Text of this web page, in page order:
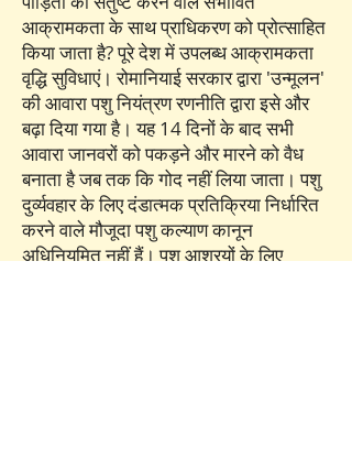
आक्रामकता के साथ प्राधिकरण को प्रोत्साहित
किया जाता है? पूरे देश में उपलब्ध आक्रामकता
वृद्धि सुविधाएं। रोमानियाई सरकार द्वारा 'उन्मूलन'
की आवारा पशु नियंत्रण रणनीति द्वारा इसे और
बढ़ा दिया गया है। यह 14 दिनों के बाद सभी
आवारा जानवरों को पकड़ने और मारने को वैध
बनाता है जब तक कि गोद नहीं लिया जाता। पशु
दुर्व्यवहार के लिए दंडात्मक प्रतिक्रिया निर्धारित
करने वाले मौजूदा पशु कल्याण कानून
अधिनियमित नहीं हैं। पशु आश्रयों के लिए